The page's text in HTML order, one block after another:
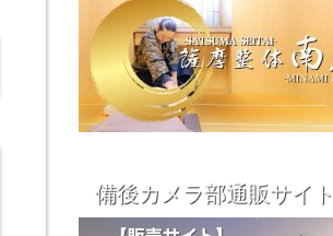
備後カメラ部通販サイト